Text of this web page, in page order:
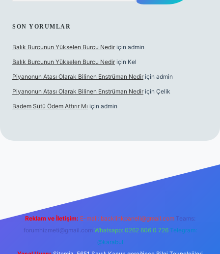
SON YORUMLAR
Balık Burcunun Yükselen Burcu Nedir için admin
Balık Burcunun Yükselen Burcu Nedir için Kel
Piyanonun Atası Olarak Bilinen Enstrüman Nedir için admin
Piyanonun Atası Olarak Bilinen Enstrüman Nedir için Çelik
Badem Sütü Ödem Attırır Mı için admin
Reklam ve İletişim: E-mail: backlinkpaneli@gmail.com Teams:
forumhizmeti@gmail.com Whatsapp: 0262 606 0 726 Telegram:
@karabul